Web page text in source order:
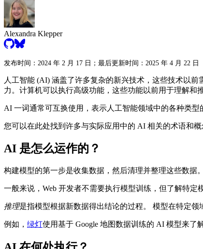
Alexandra Klepper
发布时间：2024 年 2 月 17 日；最后更新时间：2025 年 4 月 22 日
人工智能 (AI) 涵盖了许多复杂的新兴技术，这些技术以
力。计算机可以执行高级功能，这些功能以前用于理解和
AI 一词通常可互换使用，表示人工智能领域中的各种类型
您可以在此处找到许多与实际应用中的 AI 相关的术语和
AI 是怎么运作的？
构建模型的第一步是收集数据，然后清理并整理这些数据
一般来说，Web 开发者不需要执行模型训练，但了解特
推理是指模型根据新数据得出结论的过程。 模型在特定
例如， 绿灯使用基于 Google 地图数据训练的 AI 模型来